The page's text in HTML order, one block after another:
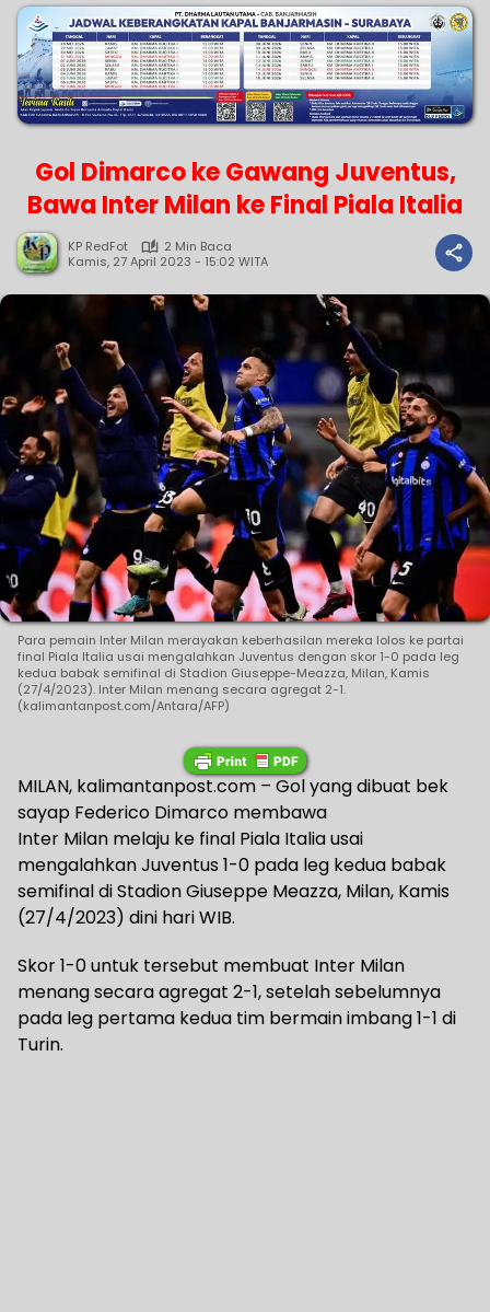
Gol Dimarco ke Gawang Juventus,
Bawa Inter Milan ke Final Piala Italia
KP RedFot
2 Min Baca
Kamis, 27 April 2023 - 15:02 WITA
Para pemain Inter Milan merayakan keberhasilan mereka lolos ke partai
final Piala Italia usai mengalahkan Juventus dengan skor 1-0 pada leg
kedua babak semifinal di Stadion Giuseppe-Meazza, Milan, Kamis
(27/4/2023). Inter Milan menang secara agregat 2-1.
(kalimantanpost.com/Antara/AFP)
MILAN, kalimantanpost.com – Gol yang dibuat bek
sayap Federico Dimarco membawa
Inter Milan melaju ke final Piala Italia usai
mengalahkan Juventus 1-0 pada leg kedua babak
semifinal di Stadion Giuseppe Meazza, Milan, Kamis
(27/4/2023) dini hari WIB.
Skor 1-0 untuk tersebut membuat Inter Milan
menang secara agregat 2-1, setelah sebelumnya
pada leg pertama kedua tim bermain imbang 1-1 di
Turin.